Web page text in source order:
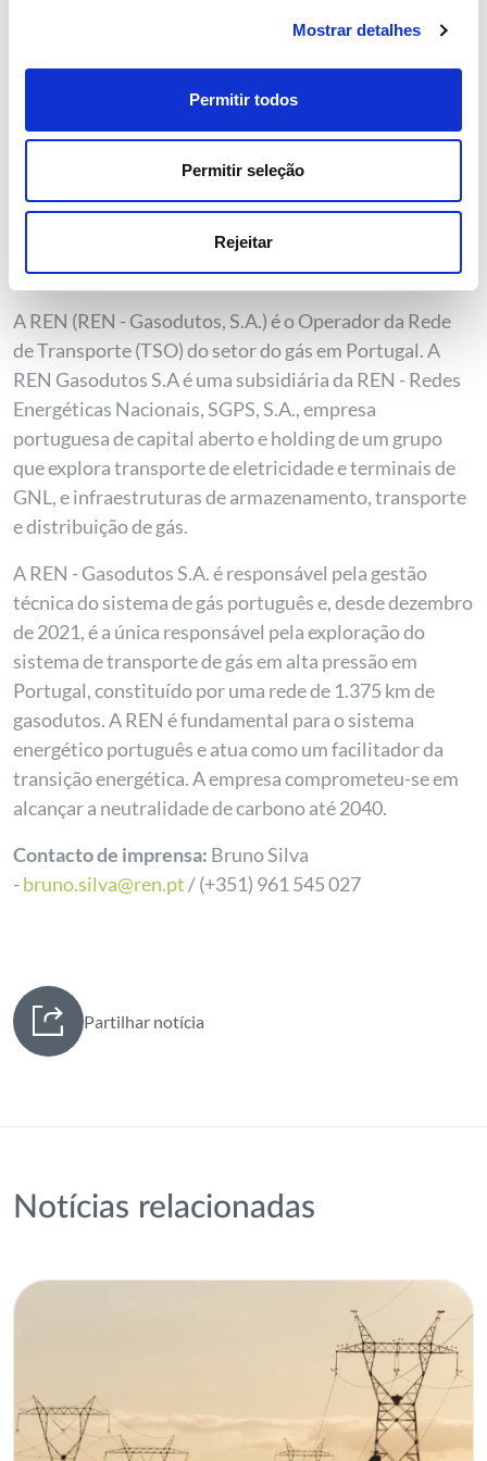
Mostrar detalhes
Permitir todos
Permitir seleção
Rejeitar
de gás e 26% da capacidade de armazenamento
funcionários. Encontre mais informações
emhttps://www.terega.fr/e no Twitter e LinkedIn.
celine.dallest@terega.fr/ (+33) 6 38 89 11 07
Sobre a REN
A REN (REN - Gasodutos, S.A.) é o Operador da Rede
de Transporte (TSO) do setor do gás em Portugal. A
REN Gasodutos S.A é uma subsidiária da REN - Redes
Energéticas Nacionais, SGPS, S.A., empresa
portuguesa de capital aberto e holding de um grupo
que explora transporte de eletricidade e terminais de
GNL, e infraestruturas de armazenamento, transporte
e distribuição de gás.
A REN - Gasodutos S.A. é responsável pela gestão
técnica do sistema de gás português e, desde dezembro
de 2021, é a única responsável pela exploração do
sistema de transporte de gás em alta pressão em
Portugal, constituído por uma rede de 1.375 km de
gasodutos. A REN é fundamental para o sistema
energético português e atua como um facilitador da
transição energética. A empresa comprometeu-se em
alcançar a neutralidade de carbono até 2040.
Contacto de imprensa: Bruno Silva
-bruno.silva@ren.pt/ (+351) 961 545 027
Partilhar notícia
Notícias relacionadas